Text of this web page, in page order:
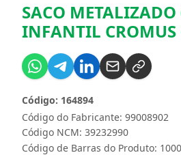
SACO
INFANTIL CROMUS
Código do Fabricante: 99008902
Código: 164894
Código NCM: 39232990
Código de Barras do Produto: